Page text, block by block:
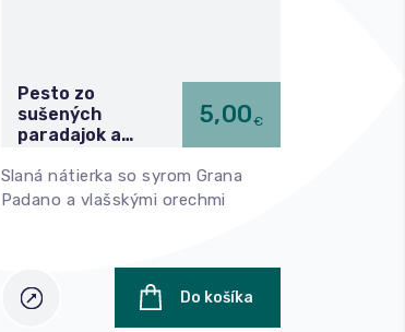
Pesto zo
sušených
paradajok a
orechov 180 g
5,00€
Slaná nátierka so syrom Grana
Padano a vlašskými orechmi
Do košíka